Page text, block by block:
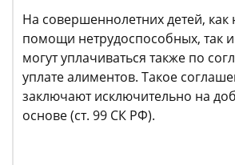
На совершеннолетних детей,
помощи нетрудоспособных, так
могут уплачиваться также по
уплате алиментов. Такое
заключают исключительно на
основе (ст. 99 СК РФ).